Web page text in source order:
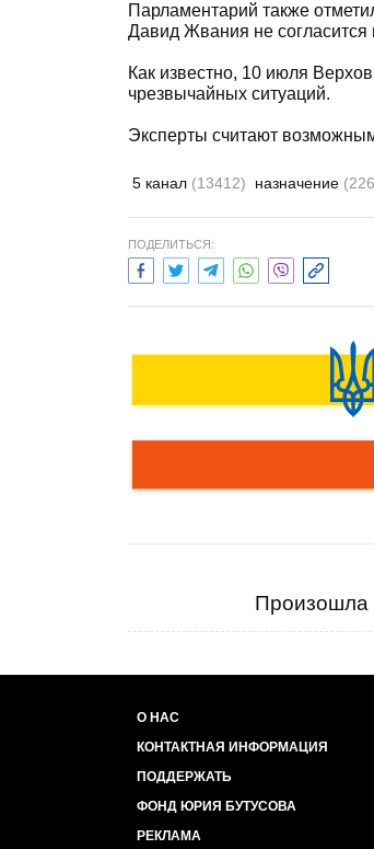
Парламентарий также
Давид Жвания не
Как известно, 10 июля
чрезвычайных ситуаций.
Эксперты считают
5 канал (13412) назначение
ПОДЕЛИТЬСЯ:
Произошла
О НАС
КОНТАКТНАЯ ИНФОРМАЦИЯ
ПОДДЕРЖАТЬ
ФОНД ЮРИЯ БУТУСОВА
РЕКЛАМА